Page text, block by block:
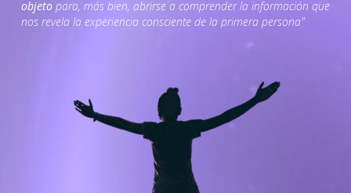
objeto para, más bien, abrirse a comprender la información que
nos revela la experiencia consciente de la primera persona"